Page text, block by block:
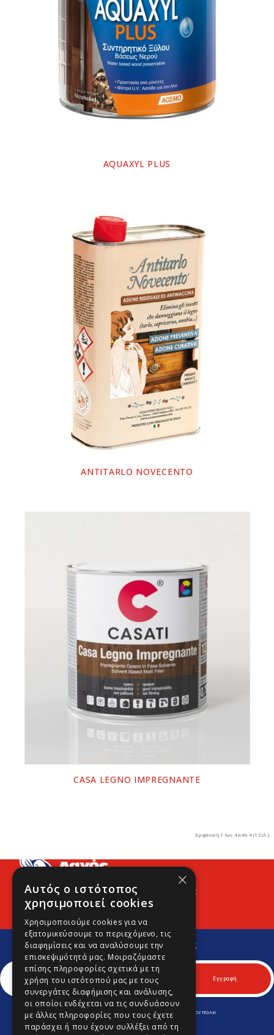
AQUAXYL PLUS
ANTITARLO NOVECENTO
CASA LEGNO IMPREGNANTE
Εμφάνιση 1 έως 4 από 4 (1 Σελ.)
Προφίλ Νέα Contact
Εγγραφείτε στο Νewsletter μας
Για να μαθαίνετε πρώτοι νέα και προσφορές μας.
Εγγραφή
ΛΕΩΦ. ΚΥΠΡΟΥ 170 & ΚΟΜΝΗΝΩΝ 70, Τ.Κ. 164 52 ΑΡΓΥΡΟΥΠΟΛΗ
Τηλ.
210 9645701 -210 9646980
Fax.210 9645702
info@lagospainting.gr
×
Αυτός ο ιστότοπος
χρησιμοποιεί cookies
Χρησιμοποιούμε cookies για να
εξατομικεύσουμε το περιεχόμενο, τις
διαφημίσεις και να αναλύσουμε την
επισκεψιμότητά μας. Μοιραζόμαστε
επίσης πληροφορίες σχετικά με τη
χρήση του ιστότοπού μας με τους
συνεργάτες διαφήμισης και ανάλυσης,
οι οποίοι ενδέχεται να τις συνδυάσουν
με άλλες πληροφορίες που τους έχετε
παράσχει ή που έχουν συλλέξει από τη